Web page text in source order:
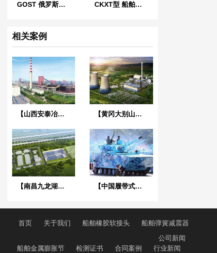
GOST 俄罗斯标准橡胶膨胀节 CKXT型 船舶可曲挠单球橡胶接头
相关案例
【山西安泰冶炼项目】橡胶接头合同 【黄冈大别山发电厂项目】橡胶接头合同
【南昌九龙湖污水处理厂】DN1200橡胶接头合同 【中国履带式两栖装甲车辆项目】橡胶接头合同
首页 关于我们 船舶橡胶软接头 船舶弹簧减震器
船舶金属膨胀节 检测证书 合同案例
公司新闻
行业新闻